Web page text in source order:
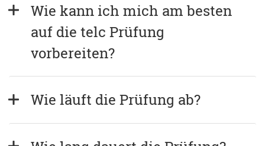
Wie kann ich mich am besten
auf die telc Prüfung
vorbereiten?
Wie läuft die Prüfung ab?